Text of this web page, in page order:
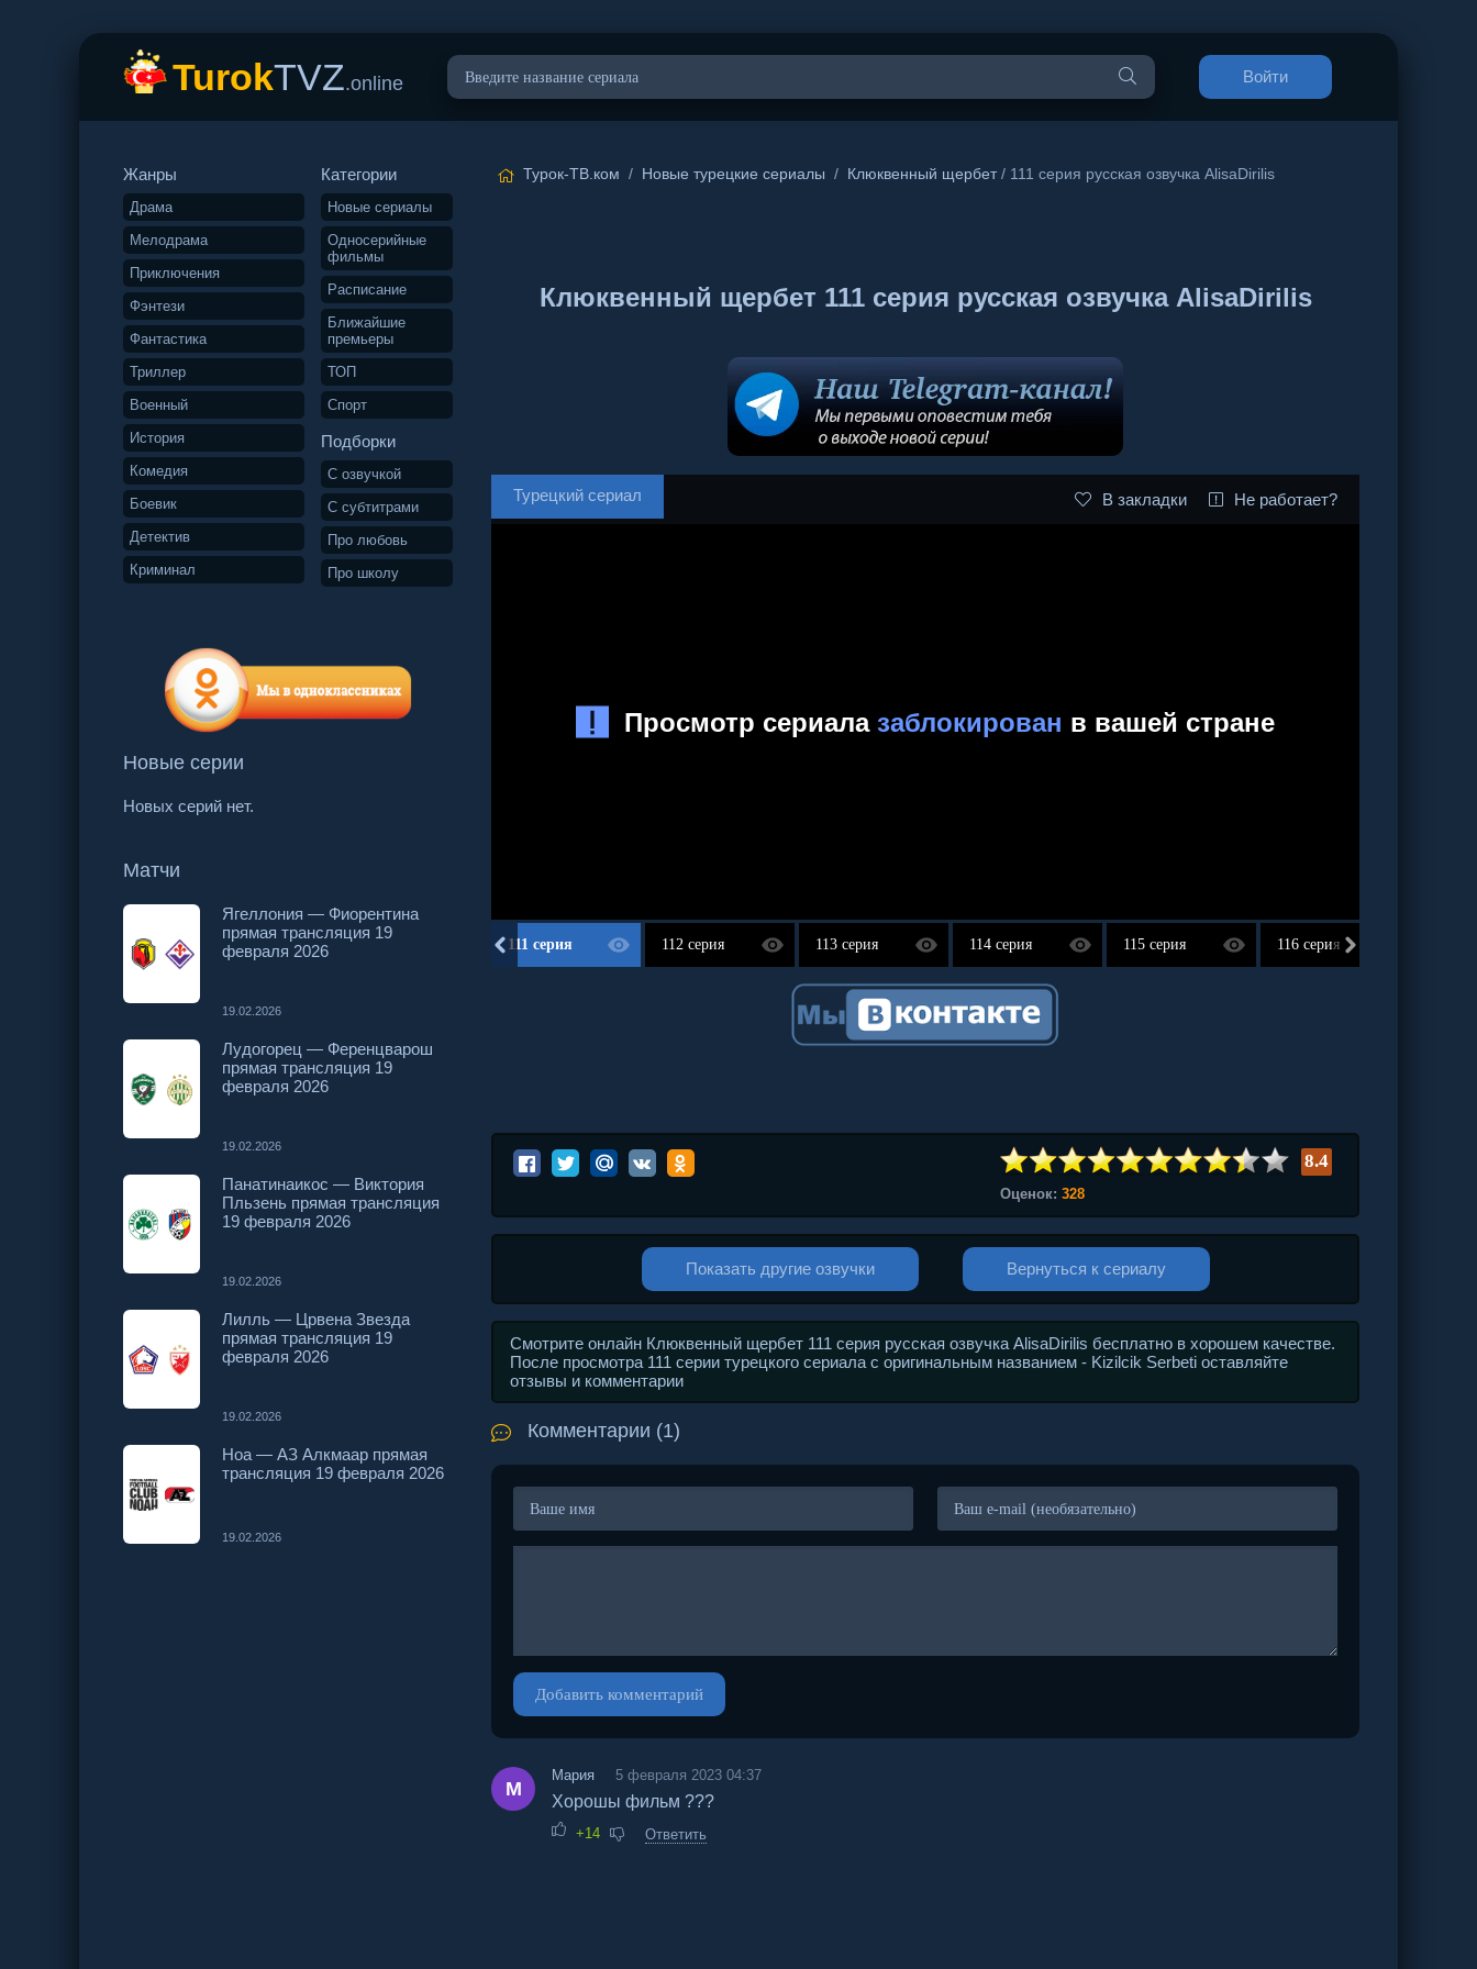
TurokTVZ.online Войти
Жанры
Драма
Мелодрама
Приключения
Фэнтези
Фантастика
Триллер
Военный
История
Комедия
Боевик
Детектив
Криминал
Категории
Новые сериалы
Односерийные
фильмы
Расписание
Ближайшие
премьеры
ТОП
Спорт
Подборки
С озвучкой
С субтитрами
Про любовь
Про школу
Новые серии
Новых серий нет.
Матчи
Ягеллония — Фиорентина
прямая трансляция 19
февраля 2026
19.02.2026
Лудогорец — Ференцварош
прямая трансляция 19
февраля 2026
19.02.2026
Панатинаикос — Виктория
Пльзень прямая трансляция
19 февраля 2026
19.02.2026
Лилль — Црвена Звезда
прямая трансляция 19
февраля 2026
19.02.2026
Ноа — АЗ Алкмаар прямая
трансляция 19 февраля 2026
19.02.2026
Турок-ТВ.ком / Новые турецкие сериалы / Клюквенный щербет/ 111 серия русская озвучка AlisaDirilis
Клюквенный щербет 111 серия русская озвучка AlisaDirilis
Турецкий сериал В закладки Не работает?
109 серия 111 серия 112 серия 113 серия 114 серия 115 серия 116 серия
8.4
Оценок: 328
Показать другие озвучки Вернуться к сериалу
Смотрите онлайн Клюквенный щербет 111 серия русская озвучка AlisaDirilis бесплатно в хорошем качестве.
После просмотра 111 серии турецкого сериала с оригинальным названием - Kizilcik Serbeti оставляйте
отзывы и комментарии
Комментарии (1)
Добавить комментарий
М
Мария 5 февраля 2023 04:37
Хорошы фильм ???
+14 Ответить